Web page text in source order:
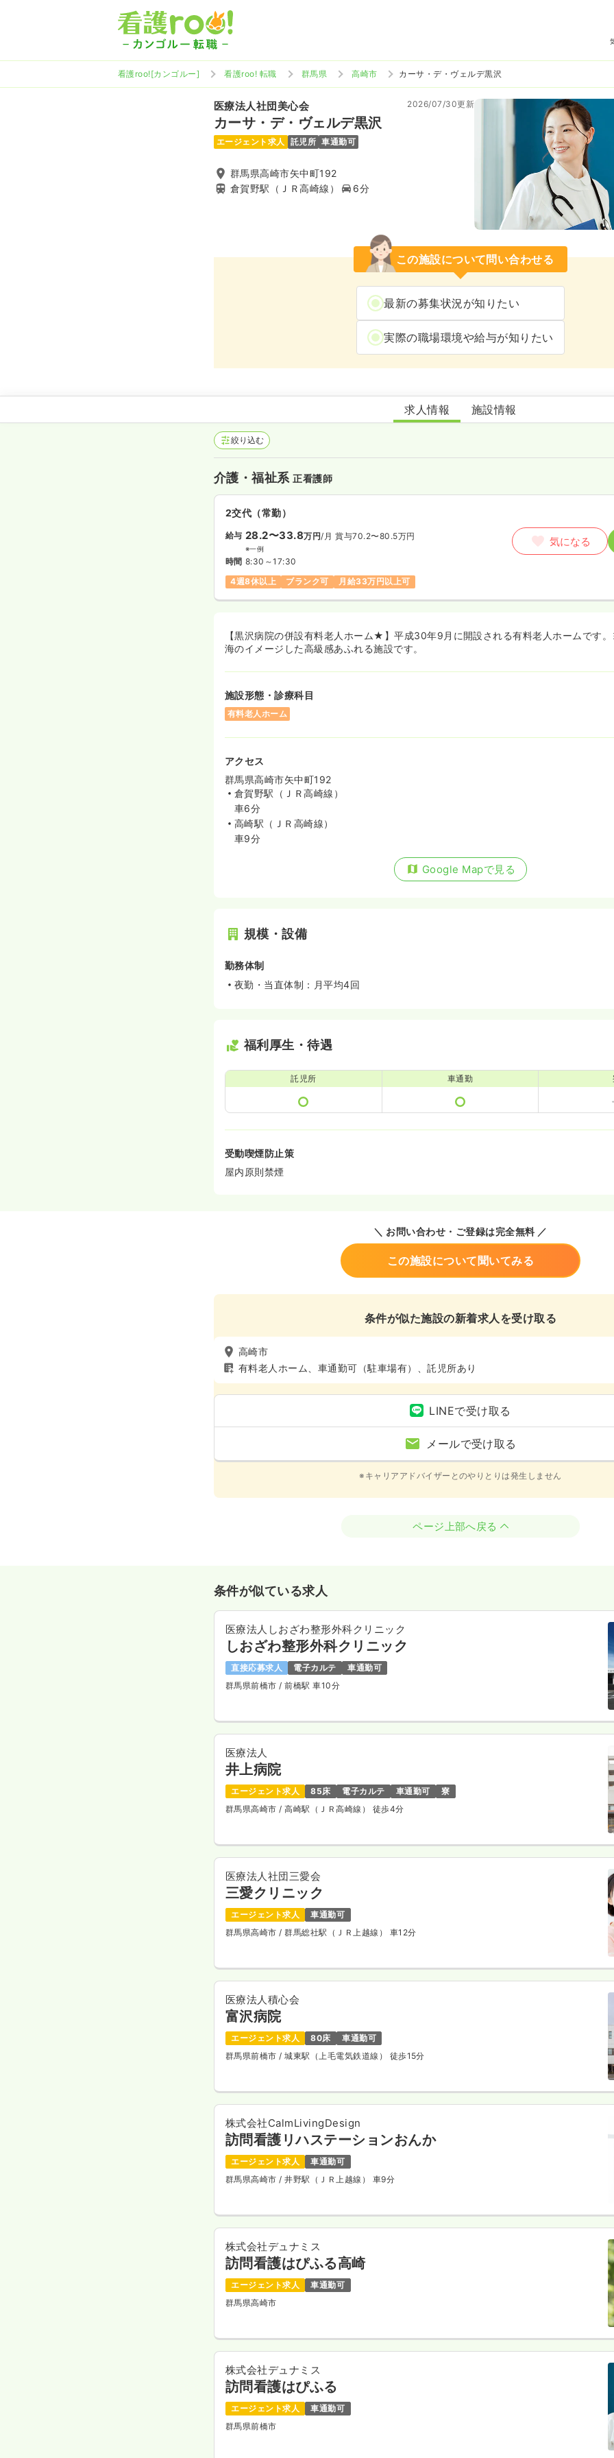
看護roo![カンゴルー] 看護roo! 転職 群馬県 高崎市 カーサ・デ・ヴェルデ黒沢
医療法人社団美心会
カーサ・デ・ヴェルデ黒沢
2026/07/30更新
エージェント求人 託児所 車通勤可
群馬県高崎市矢中町192
倉賀野駅（ＪＲ高崎線）
6分
この施設について問い合わせる
最新の募集状況が知りたい
実際の職場環境や給与が知りたい
カーサ・デ・ヴェルデ黒沢
求人情報 施設情報
絞り込む
介護・福祉系正看護師
2交代（常勤）
給与 28.2〜33.8万円/月 賞与70.2〜80.5万円
※一例
時間 8:30～17:30
4週8休以上
ブランク可 月給33万円以上可
気になる
【黒沢病院の併設有料老人ホーム★】平成30年9月に開設される有料老人ホームです
海のイメージした高級感あふれる施設です。
施設形態・診療科目
有料老人ホーム
アクセス
群馬県高崎市矢中町192
倉賀野駅（ＪＲ高崎線）
車6分
高崎駅（ＪＲ高崎線）
車9分
Google Mapで見る
規模・設備
勤務体制
夜勤・当直体制：月平均4回
福利厚生・待遇
託児所 車通勤
受動喫煙防止策
屋内原則禁煙
＼ お問い合わせ・ご登録は完全無料 ／
この施設について聞いてみる
条件が似た施設の新着求人を受け取る
高崎市
有料老人ホーム、車通勤可（駐車場有）、託児所あり
LINEで受け取る
メールで受け取る
※キャリアアドバイザーとのやりとりは発生しません
ページ上部へ戻る
条件が似ている求人
医療法人しおざわ整形外科クリニック
しおざわ整形外科クリニック
直接応募求人 電子カルテ
車通勤可
群馬県前橋市/ 前橋駅 車10分
医療法人
井上病院
エージェント求人 85床 電子カルテ 車通勤可
寮
群馬県高崎市/ 高崎駅（ＪＲ高崎線） 徒歩4分
医療法人社団三愛会
三愛クリニック
エージェント求人
車通勤可
群馬県高崎市/ 群馬総社駅（ＪＲ上越線） 車12分
医療法人積心会
富沢病院
エージェント求人 80床
車通勤可
群馬県前橋市/ 城東駅（上毛電気鉄道線） 徒歩15分
株式会社CalmLivingDesign
訪問看護リハステーションおんか
エージェント求人
車通勤可
群馬県高崎市/ 井野駅（ＪＲ上越線） 車9分
株式会社デュナミス
訪問看護はぴふる高崎
エージェント求人
車通勤可
群馬県高崎市
株式会社デュナミス
訪問看護はぴふる
エージェント求人
車通勤可
群馬県前橋市